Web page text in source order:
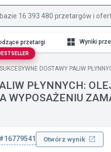
przetargi Wyniki
SUKCESYWNE DOSTAWY PALIW
PŁYNNYCH:
WYPOSAŻENIU
#16779541 Otwórz wynik